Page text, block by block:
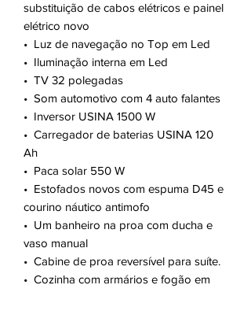
substituição de cabos elétricos e painel
elétrico novo
•⁠ Luz de navegação no Top em Led
•⁠ Iluminação interna em Led
•⁠ TV 32 polegadas
•⁠ Som automotivo com 4 auto falantes
•⁠ Inversor USINA 1500 W
•⁠ Carregador de baterias USINA 120
Ah
•⁠ Paca solar 550 W
•⁠ Estofados novos com espuma D45 e
courino náutico antimofo
•⁠ Um banheiro na proa com ducha e
vaso manual
•⁠ Cabine de proa reversível para suíte.
•⁠ Cozinha com armários e fogão em